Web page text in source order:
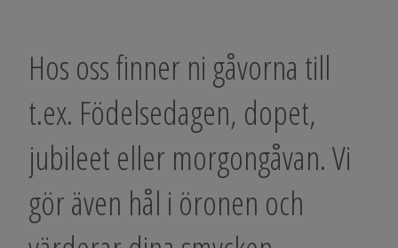
​Hos oss finner ni gåvorna till
t.ex. Födelsedagen, dopet,
jubileet eller morgongåvan​. Vi
gör även hål i öronen och